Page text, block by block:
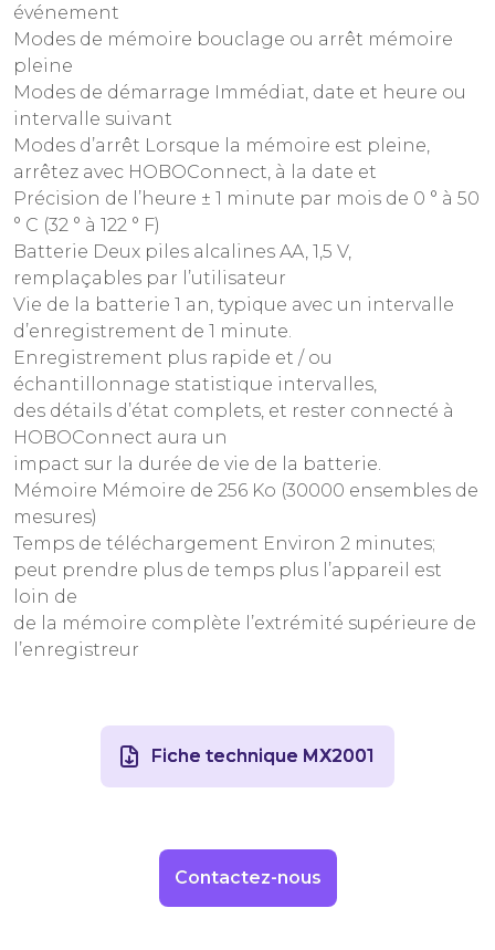
événement
Modes de mémoire bouclage ou arrêt mémoire
pleine
Modes de démarrage Immédiat, date et heure ou
intervalle suivant
Modes d’arrêt Lorsque la mémoire est pleine,
arrêtez avec HOBOConnect, à la date et
Précision de l’heure ± 1 minute par mois de 0 ° à 50
° C (32 ° à 122 ° F)
Batterie Deux piles alcalines AA, 1,5 V,
remplaçables par l’utilisateur
Vie de la batterie 1 an, typique avec un intervalle
d’enregistrement de 1 minute.
Enregistrement plus rapide et / ou
échantillonnage statistique intervalles,
des détails d’état complets, et rester connecté à
HOBOConnect aura un
impact sur la durée de vie de la batterie.
Mémoire Mémoire de 256 Ko (30000 ensembles de
mesures)
Temps de téléchargement Environ 2 minutes;
peut prendre plus de temps plus l’appareil est
loin de
de la mémoire complète l’extrémité supérieure de
l’enregistreur
Fiche technique MX2001
Contactez-nous